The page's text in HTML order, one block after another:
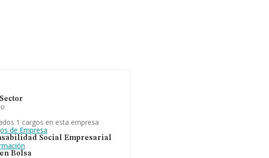
1 cargos en esta empresa
de Empresa
Social Empresarial
Bolsa